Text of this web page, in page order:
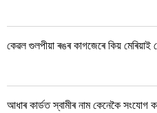
কেৱল গুলপীয়া ৰঙৰ কাগজেৰে কিয় মেৰিয়াই
আধাৰ কাৰ্ডত স্বামীৰ নাম কেনেকৈ সংযোগ